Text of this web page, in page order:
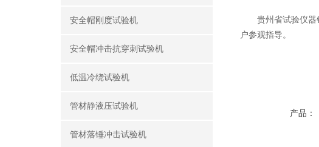
安全帽刚度试验机
安全帽冲击抗穿刺试验机
低温冷绕试验机
管材静液压试验机
管材落锤冲击试验机
贵州省试验仪器销
户参观指导。
产品：